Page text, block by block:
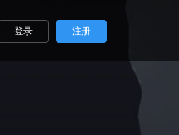
登录 注册